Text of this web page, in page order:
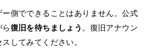
側でできることはありません。公式
ら復旧を待ちましょう 。復旧アナウン
してみてください。